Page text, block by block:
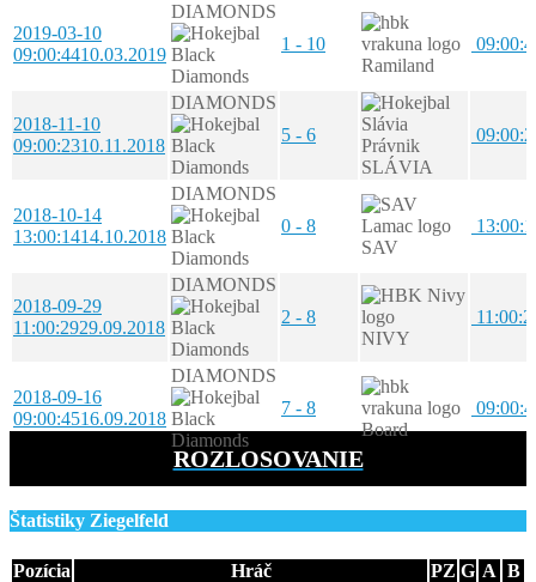
2019-03-10
09:00:4410.03.2019
DIAMONDS
1 - 10
Ramiland
2018-11-10
09:00:2310.11.2018
DIAMONDS
5 - 6
SLÁVIA
2018-10-14
13:00:1414.10.2018
DIAMONDS
0 - 8
SAV
2018-09-29
11:00:2929.09.2018
DIAMONDS
2 - 8
NIVY
2018-09-16
09:00:4516.09.2018
DIAMONDS
7 - 8
Board
ROZLOSOVANIE
Štatistiky Ziegelfeld
Pozícia Hráč PZ G A B